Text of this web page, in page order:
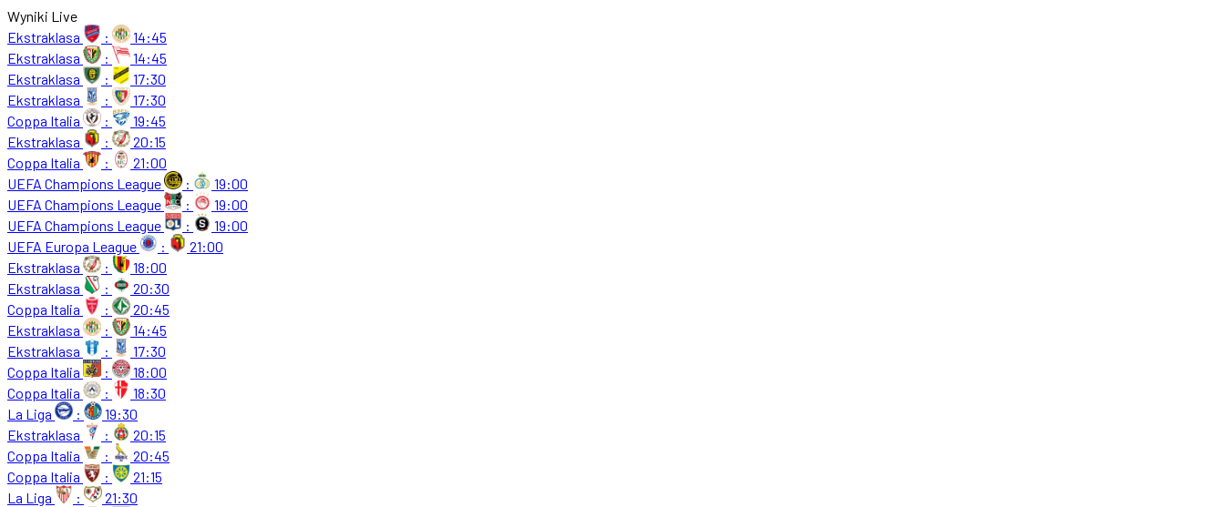
Wyniki Live
Ekstraklasa
:
14:45
Ekstraklasa
:
14:45
Ekstraklasa
:
17:30
Ekstraklasa
:
17:30
Coppa Italia
:
19:45
Ekstraklasa
:
20:15
Coppa Italia
:
21:00
UEFA Champions League
:
19:00
UEFA Champions League
:
19:00
UEFA Champions League
:
19:00
UEFA Europa League
:
21:00
Ekstraklasa
:
18:00
Ekstraklasa
:
20:30
Coppa Italia
:
20:45
Ekstraklasa
:
14:45
Ekstraklasa
:
17:30
Coppa Italia
:
18:00
Coppa Italia
:
18:30
La Liga
:
19:30
Ekstraklasa
:
20:15
Coppa Italia
:
20:45
Coppa Italia
:
21:15
La Liga
:
21:30